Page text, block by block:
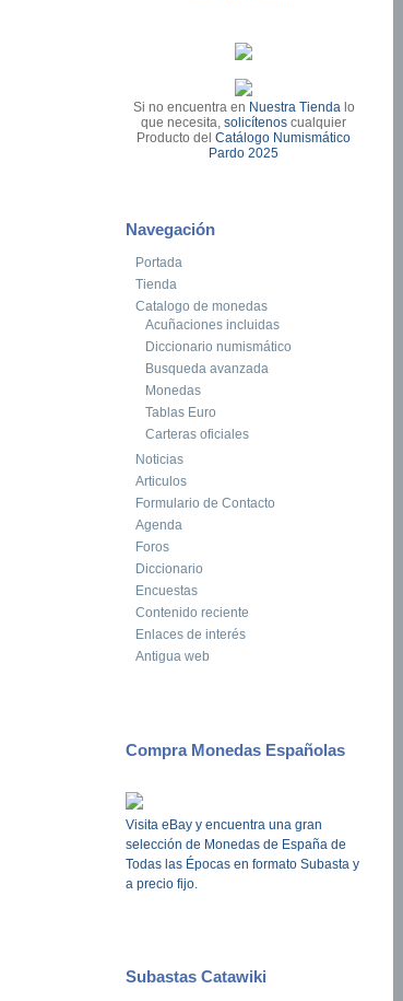
Si no encuentra en Nuestra Tienda lo
que necesita,solicítenos cualquier
Producto delCatálogo Numismático
Pardo 2025
Navegación
Portada
Tienda
Catalogo de monedas
Acuñaciones incluidas
Diccionario numismático
Busqueda avanzada
Monedas
Tablas Euro
Carteras oficiales
Noticias
Articulos
Formulario de Contacto
Agenda
Foros
Diccionario
Encuestas
Contenido reciente
Enlaces de interés
Antigua web
Compra Monedas Españolas
Visita eBay y encuentra una gran
selección de Monedas de España de
Todas las Épocas en formato Subasta y
a precio fijo.
Subastas Catawiki